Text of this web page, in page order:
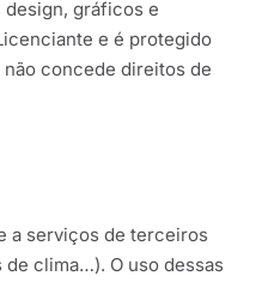
gráficos e
e é protegido
não concede direitos de
a serviços de terceiros
clima…). O uso dessas